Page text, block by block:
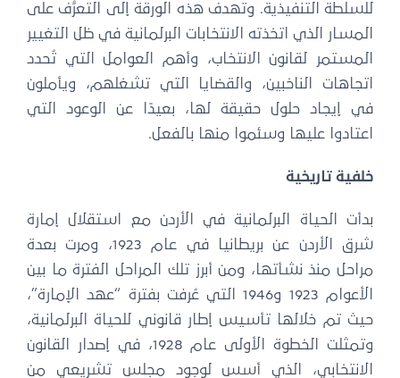
للسلطة التنفيذية. وتهدف هذه الورقة إلى التعرُّف على
المسار الذي اتخذته الانتخابات البرلمانية في ظل التغيير
المستمر لقانون الانتخاب، وأهم العوامل التي تُحدد
اتجاهات الناخبين، والقضايا التي تشغلهم، ويأملون
في إيجاد حلول حقيقة لها، بعيدًا عن الوعود التي
اعتادوا عليها وسئموا منها بالفعل.
خلفية تاريخية
بدأت الحياة البرلمانية في الأردن مع استقلال إمارة
شرق الأردن عن بريطانيا في عام 1923، ومرت بعدة
مراحل منذ نشأتها، ومن أبرز تلك المراحل الفترة ما بين
الأعوام 1923 و1946 التي عُرفت بفترة “عهد الإمارة”،
حيث تم خلالها تأسيس إطار قانوني للحياة البرلمانية،
وتمثلت الخطوة الأولى عام 1928، في إصدار القانون
الانتخابي، الذي أسس لوجود مجلس تشريعي من